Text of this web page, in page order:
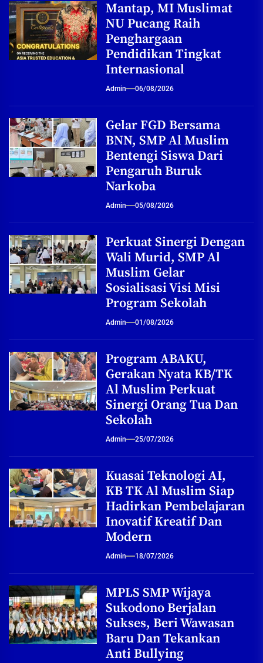
Mantap, MI Muslimat
NU Pucang Raih
Penghargaan
Pendidikan Tingkat
Internasional
Admin 06/08/2026
Gelar FGD Bersama
BNN, SMP Al Muslim
Bentengi Siswa Dari
Pengaruh Buruk
Narkoba
Admin 05/08/2026
Perkuat Sinergi Dengan
Wali Murid, SMP Al
Muslim Gelar
Sosialisasi Visi Misi
Program Sekolah
Admin 01/08/2026
Program ABAKU,
Gerakan Nyata KB/TK
Al Muslim Perkuat
Sinergi Orang Tua Dan
Sekolah
Admin 25/07/2026
Kuasai Teknologi AI,
KB TK Al Muslim Siap
Hadirkan Pembelajaran
Inovatif Kreatif Dan
Modern
Admin 18/07/2026
MPLS SMP Wijaya
Sukodono Berjalan
Sukses, Beri Wawasan
Baru Dan Tekankan
Anti Bullying